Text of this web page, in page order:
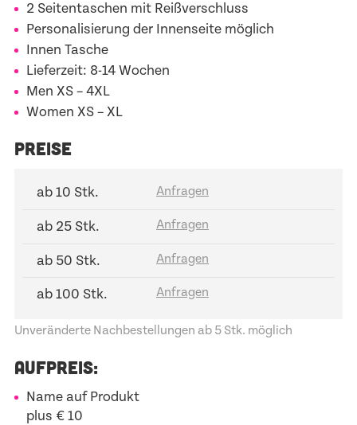
2 Seitentaschen mit Reißverschluss
Personalisierung der Innenseite möglich
Innen Tasche
Lieferzeit: 8-14 Wochen
Men XS – 4XL
Women XS – XL
PREISE
ab 10 Stk.
ab 25 Stk.
ab 50 Stk.
ab 100 Stk.
Unveränderte Nachbestellungen ab 5 Stk. möglich
AUFPREIS:
Name auf Produkt
plus € 10